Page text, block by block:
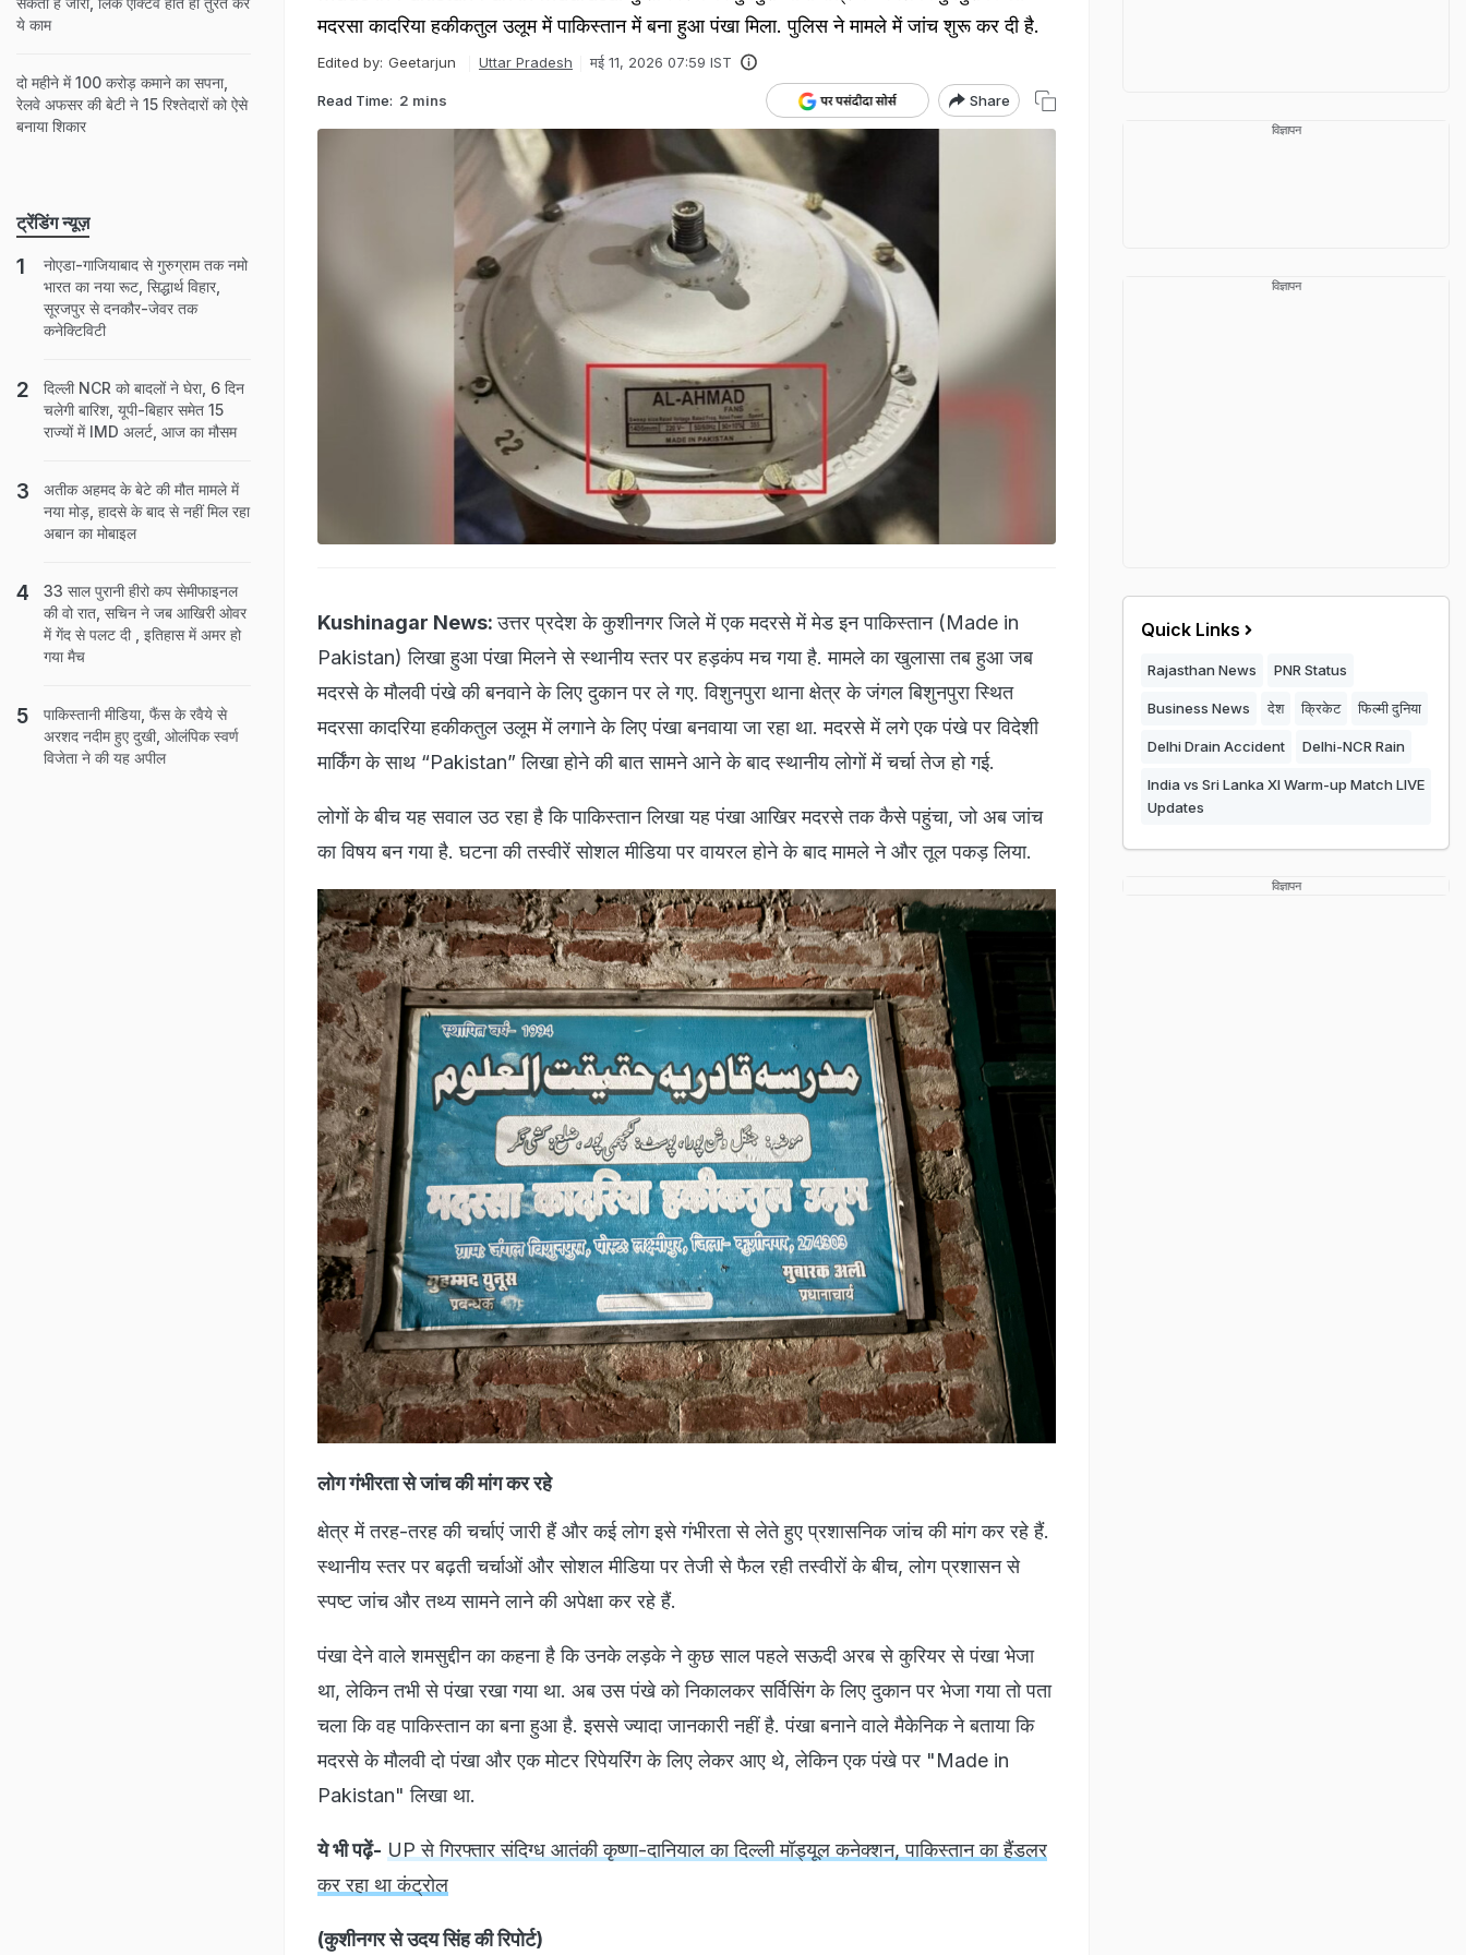
मदरसा कादरिया हकीकतुल उलूम में पाकिस्तान में बना हुआ पंखा मिला. पुलिस ने मामले में जांच शुरू कर दी है.
Edited by: Geetarjun Uttar Pradesh मई 11, 2026 07:59 IST
Read Time: 2 mins Share
Kushinagar News:उत्तर प्रदेश के कुशीनगर जिले में एक मदरसे में मेड इन पाकिस्तान (Made in
Pakistan) लिखा हुआ पंखा मिलने से स्थानीय स्तर पर हड़कंप मच गया है. मामले का खुलासा तब हुआ जब
मदरसे के मौलवी पंखे की बनवाने के लिए दुकान पर ले गए. विशुनपुरा थाना क्षेत्र के जंगल बिशुनपुरा स्थित
मदरसा कादरिया हकीकतुल उलूम में लगाने के लिए पंखा बनवाया जा रहा था. मदरसे में लगे एक पंखे पर विदेशी
मार्किंग के साथ “Pakistan” लिखा होने की बात सामने आने के बाद स्थानीय लोगों में चर्चा तेज हो गई.
लोगों के बीच यह सवाल उठ रहा है कि पाकिस्तान लिखा यह पंखा आखिर मदरसे तक कैसे पहुंचा, जो अब जांच
का विषय बन गया है. घटना की तस्वीरें सोशल मीडिया पर वायरल होने के बाद मामले ने और तूल पकड़ लिया.
लोग गंभीरता से जांच की मांग कर रहे
क्षेत्र में तरह-तरह की चर्चाएं जारी हैं और कई लोग इसे गंभीरता से लेते हुए प्रशासनिक जांच की मांग कर रहे हैं.
स्थानीय स्तर पर बढ़ती चर्चाओं और सोशल मीडिया पर तेजी से फैल रही तस्वीरों के बीच, लोग प्रशासन से
स्पष्ट जांच और तथ्य सामने लाने की अपेक्षा कर रहे हैं.
पंखा देने वाले शमसुद्दीन का कहना है कि उनके लड़के ने कुछ साल पहले सऊदी अरब से कुरियर से पंखा भेजा
था, लेकिन तभी से पंखा रखा गया था. अब उस पंखे को निकालकर सर्विसिंग के लिए दुकान पर भेजा गया तो पता
चला कि वह पाकिस्तान का बना हुआ है. इससे ज्यादा जानकारी नहीं है. पंखा बनाने वाले मैकेनिक ने बताया कि
मदरसे के मौलवी दो पंखा और एक मोटर रिपेयरिंग के लिए लेकर आए थे, लेकिन एक पंखे पर "Made in
Pakistan" लिखा था.
ये भी पढ़ें- UP से गिरफ्तार संदिग्ध आतंकी कृष्णा-दानियाल का दिल्ली मॉड्यूल कनेक्शन, पाकिस्तान का हैंडलर
कर रहा था कंट्रोल
(कुशीनगर से उदय सिंह की रिपोर्ट)
ये काम
दो महीने में 100 करोड़ कमाने का सपना,
रेलवे अफसर की बेटी ने 15 रिश्तेदारों को ऐसे
बनाया शिकार
ट्रेंडिंग न्यूज़
नोएडा-गाजियाबाद से गुरुग्राम तक नमो
भारत का नया रूट, सिद्धार्थ विहार,
सूरजपुर से दनकौर-जेवर तक
कनेक्टिविटी
दिल्ली NCR को बादलों ने घेरा, 6 दिन
चलेगी बारिश, यूपी-बिहार समेत 15
राज्यों में IMD अलर्ट, आज का मौसम
अतीक अहमद के बेटे की मौत मामले में
नया मोड़, हादसे के बाद से नहीं मिल रहा
अबान का मोबाइल
33 साल पुरानी हीरो कप सेमीफाइनल
की वो रात, सचिन ने जब आखिरी ओवर
में गेंद से पलट दी , इतिहास में अमर हो
गया मैच
पाकिस्तानी मीडिया, फैंस के रवैये से
अरशद नदीम हुए दुखी, ओलंपिक स्वर्ण
विजेता ने की यह अपील
विज्ञापन
विज्ञापन
Quick Links
Rajasthan News PNR Status
Business News देश क्रिकेट फिल्मी दुनिया
Delhi Drain Accident Delhi-NCR Rain
India vs Sri Lanka XI Warm-up Match LIVE
Updates
विज्ञापन